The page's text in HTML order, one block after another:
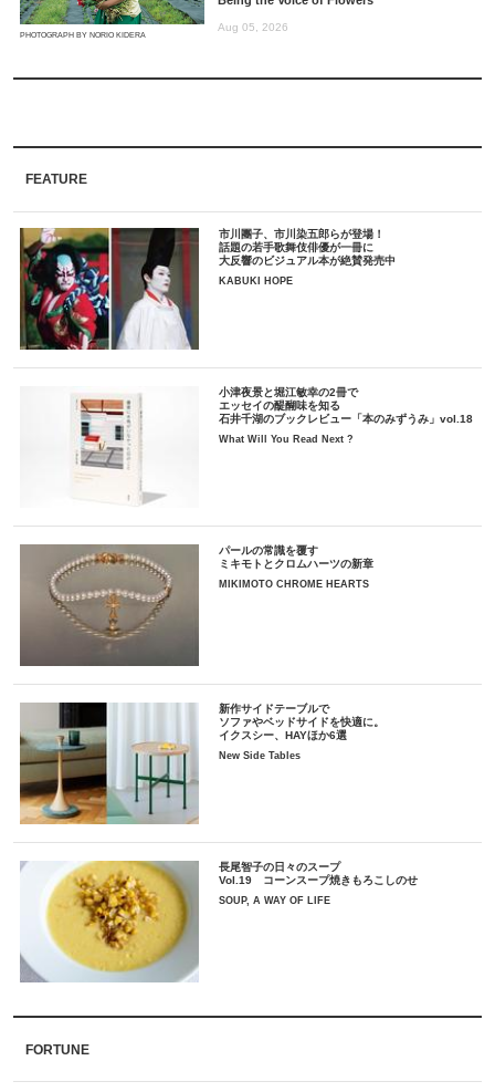
PHOTOGRAPH BY NORIO KIDERA
Aug 05, 2026
FEATURE
市川團子、市川染五郎らが登場！
話題の若手歌舞伎俳優が一冊に
大反響のビジュアル本が絶賛発売中
KABUKI HOPE
小津夜景と堀江敏幸の2冊で
エッセイの醍醐味を知る
石井千湖のブックレビュー「本のみずうみ」vol.18
What Will You Read Next ?
パールの常識を覆す
ミキモトとクロムハーツの新章
MIKIMOTO CHROME HEARTS
新作サイドテーブルで
ソファやベッドサイドを快適に。
イクスシー、HAYほか6選
New Side Tables
長尾智子の日々のスープ
Vol.19 コーンスープ焼きもろこしのせ
SOUP, A WAY OF LIFE
FORTUNE